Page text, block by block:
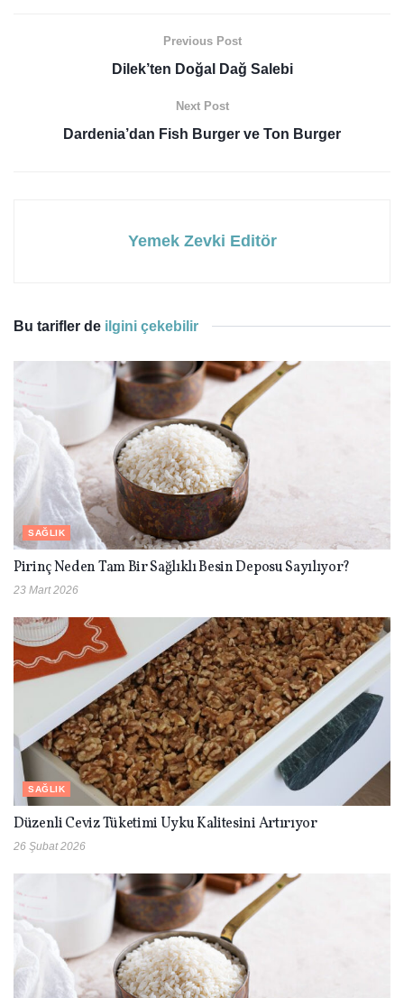
Previous Post
Dilek’ten Doğal Dağ Salebi
Next Post
Dardenia’dan Fish Burger ve Ton Burger
Yemek Zevki Editör
Bu tarifler de ilgini çekebilir
SAĞLIK
Pirinç Neden Tam Bir Sağlıklı Besin Deposu Sayılıyor?
23 Mart 2026
SAĞLIK
Düzenli Ceviz Tüketimi Uyku Kalitesini Artırıyor
26 Şubat 2026